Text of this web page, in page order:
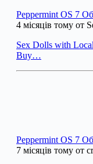
Peppermint OS 7
4 місяців тому от
Sex Dolls with
Buy…
Peppermint OS 7
7 місяців тому от